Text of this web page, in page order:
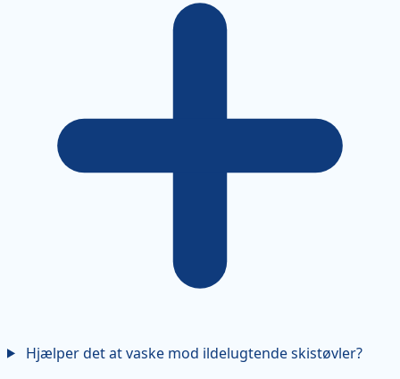
Hjælper det at vaske mod ildelugtende skistøvler?